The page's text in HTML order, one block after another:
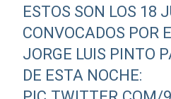
ESTOS SON LOS 18
CONVOCADOS POR
JORGE LUIS PINTO
DE ESTA NOCHE: